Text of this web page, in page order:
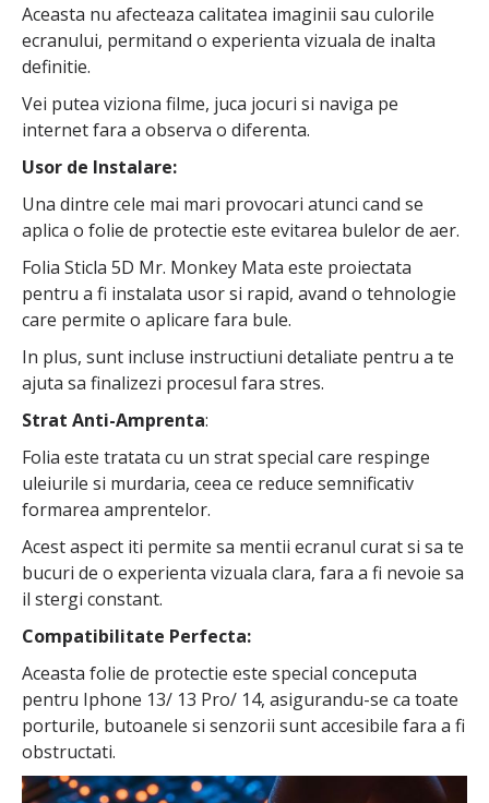
Aceasta nu afecteaza calitatea imaginii sau culorile
ecranului, permitand o experienta vizuala de inalta
definitie.
Vei putea viziona filme, juca jocuri si naviga pe
internet fara a observa o diferenta.
Usor de Instalare:
Una dintre cele mai mari provocari atunci cand se
aplica o folie de protectie este evitarea bulelor de aer.
Folia Sticla 5D Mr. Monkey Mata este proiectata
pentru a fi instalata usor si rapid, avand o tehnologie
care permite o aplicare fara bule.
In plus, sunt incluse instructiuni detaliate pentru a te
ajuta sa finalizezi procesul fara stres.
Strat Anti-Amprenta:
Folia este tratata cu un strat special care respinge
uleiurile si murdaria, ceea ce reduce semnificativ
formarea amprentelor.
Acest aspect iti permite sa mentii ecranul curat si sa te
bucuri de o experienta vizuala clara, fara a fi nevoie sa
il stergi constant.
Compatibilitate Perfecta:
Aceasta folie de protectie este special conceputa
pentru Iphone 13/ 13 Pro/ 14, asigurandu-se ca toate
porturile, butoanele si senzorii sunt accesibile fara a fi
obstructati.